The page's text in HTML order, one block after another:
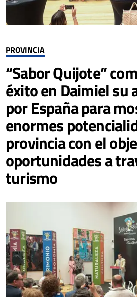
PROVINCIA
“Sabor Quijote”
éxito en Daimiel su
por España para
enormes
provincia con el
oportunidades a
turismo